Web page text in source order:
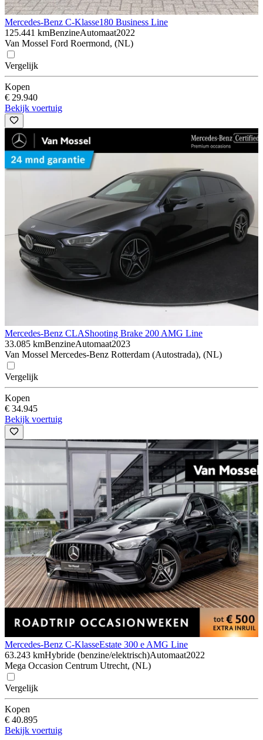
Mercedes-Benz C-Klasse180 Business Line
125.441 kmBenzineAutomaat2022
Van Mossel Ford Roermond, (NL)
Vergelijk
Kopen
€ 29.940
Bekijk voertuig
Mercedes-Benz CLAShooting Brake 200 AMG Line
33.085 kmBenzineAutomaat2023
Van Mossel Mercedes-Benz Rotterdam (Autostrada), (NL)
Vergelijk
Kopen
€ 34.945
Bekijk voertuig
Mercedes-Benz C-KlasseEstate 300 e AMG Line
63.243 kmHybride (benzine/elektrisch)Automaat2022
Mega Occasion Centrum Utrecht, (NL)
Vergelijk
Kopen
€ 40.895
Bekijk voertuig